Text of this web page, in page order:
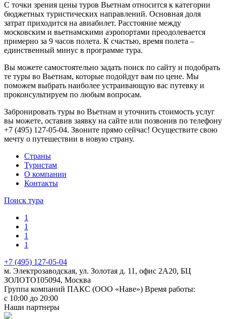
С точки зрения цены туров Вьетнам относится к категории
бюджетных туристических направлений. Основная доля
затрат приходится на авиабилет. Расстояние между
московским и вьетнамскими аэропортами преодолевается
примерно за 9 часов полета. К счастью, время полета –
единственный минус в программе тура.
Вы можете самостоятельно задать поиск по сайту и подобрать
те туры во Вьетнам, которые подойдут вам по цене. Мы
поможем выбрать наиболее устраивающую вас путевку и
проконсультируем по любым вопросам.
Забронировать туры во Вьетнам и уточнить стоимость услуг
вы можете, оставив заявку на сайте или позвонив по телефону
+7 (495) 127-05-04. Звоните прямо сейчас! Осуществите свою
мечту о путешествии в новую страну.
Cтраны
Туристам
О компании
Контакты
Поиск тура
1
1
1
1
+7 (495) 127-05-04
м. Электрозаводская, ул. Золотая д. 11, офис 2А20, БЦ
ЗОЛОТО105094, Москва
Группа компаний ПАКС (ООО «Наве») Время работы:
с 10:00 до 20:00
Наши партнеры